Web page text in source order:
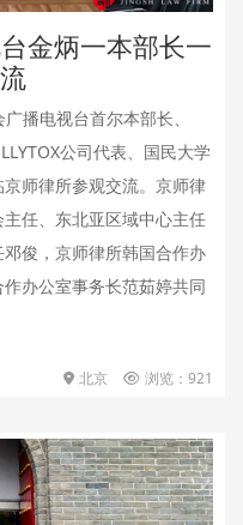
金炳一本部长一
播电视台首尔本部长、
公司代表、国民大学
师律所参观交流。京师律
任、东北亚区域中心主任
俊，京师律所韩国合作办
办公室事务长范茹婷共同
北京 浏览：921